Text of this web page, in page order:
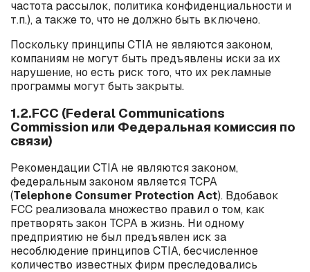
частота рассылок, политика конфиденциальности и
т.п.), а также то, что не должно быть включено.
Поскольку принципы CTIA не являются законом,
компаниям не могут быть предъявлены иски за их
нарушение, но есть риск того, что их рекламные
программы могут быть закрыты.
1.2.FCC (Federal Communications
Commission или Федеральная комиссия по
связи)
Рекомендации CTIA не являются законом,
федеральным законом является TCPA
(Telephone Consumer Protection Act). Вдобавок
FCC реализовала множество правил о том, как
претворять закон TCPA в жизнь. Ни одному
предприятию не был предъявлен иск за
несоблюдение принципов CTIA, бесчисленное
количество известных фирм преследовались